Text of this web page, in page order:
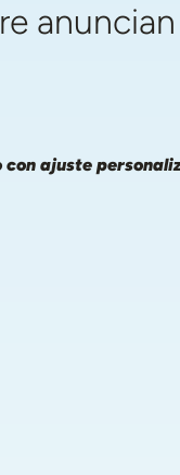
ajuste